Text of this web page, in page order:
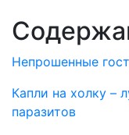
Непрошенные
Капли на холку –
паразитов